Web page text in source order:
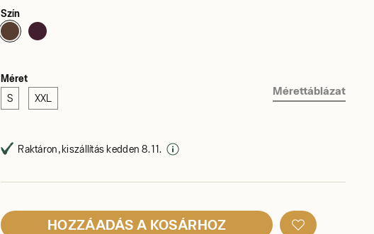
Szín
Méret
S XXL
Mérettáblázat
Raktáron, kiszállítás kedden 8. 11.
HOZZÁADÁS A KOSÁRHOZ